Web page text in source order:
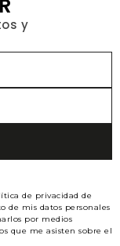
y
de privacidad de
de mis datos personales
por medios
que me asisten sobre el